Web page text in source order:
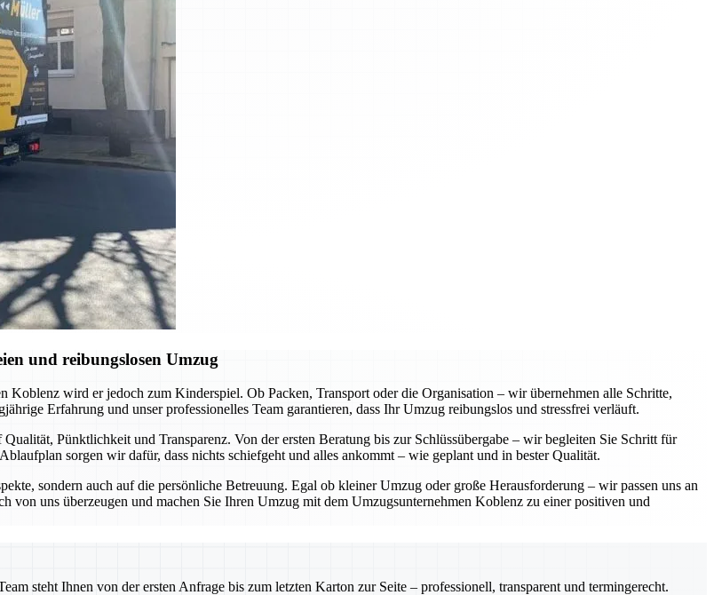
und reibungslosen Umzug
wird er jedoch zum Kinderspiel. Ob Packen, Transport oder die Organisation – wir übernehmen alle Schritte,
Erfahrung und unser professionelles Team garantieren, dass Ihr Umzug reibungslos und stressfrei verläuft.
Pünktlichkeit und Transparenz. Von der ersten Beratung bis zur Schlüssübergabe – wir begleiten Sie Schritt für
sorgen wir dafür, dass nichts schiefgeht und alles ankommt – wie geplant und in bester Qualität.
sondern auch auf die persönliche Betreuung. Egal ob kleiner Umzug oder große Herausforderung – wir passen uns an
von uns überzeugen und machen Sie Ihren Umzug mit dem Umzugsunternehmen Koblenz zu einer positiven und
steht Ihnen von der ersten Anfrage bis zum letzten Karton zur Seite – professionell, transparent und termingerecht.